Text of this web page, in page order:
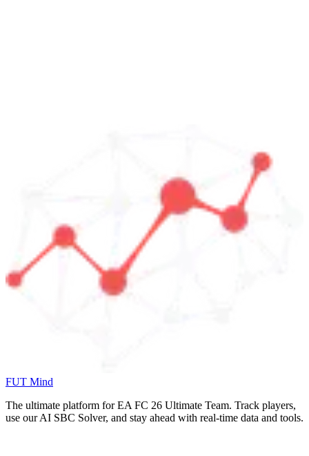
FUT Mind
The ultimate platform for EA FC 26 Ultimate Team. Track players,
use our AI SBC Solver, and stay ahead with real-time data and tools.